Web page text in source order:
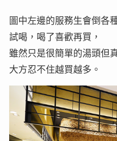
圖中左邊的服務生會倒各
試喝，喝了喜歡再買，
雖然只是很簡單的湯頭但
大方忍不住越買越多。